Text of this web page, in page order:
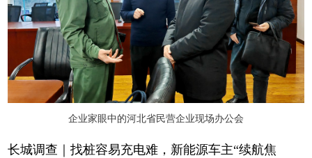
企业家眼中的河北省民营企业现场办公会
长城调查｜找桩容易充电难，新能源车主“续航焦